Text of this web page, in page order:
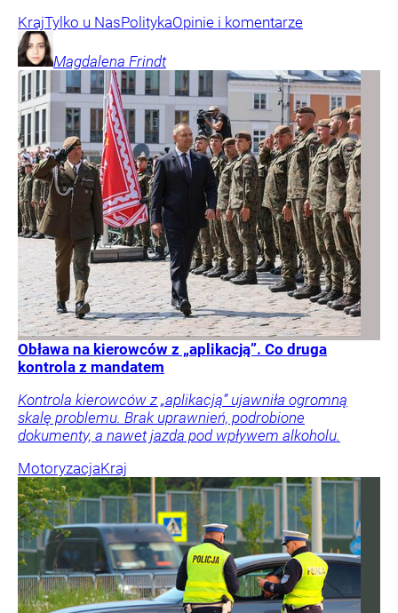
KrajTylko u NasPolitykaOpinie i komentarze
Magdalena Frindt
Obława na kierowców z „aplikacją”. Co druga
kontrola z mandatem
Kontrola kierowców z „aplikacją” ujawniła ogromną
skalę problemu. Brak uprawnień, podrobione
dokumenty, a nawet jazda pod wpływem alkoholu.
MotoryzacjaKraj